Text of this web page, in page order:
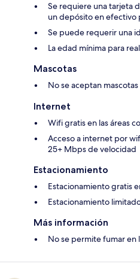
Se requiere una tarjeta
un depósito en efectivo
Se puede requerir una
La edad mínima para
Mascotas
No se aceptan mascotas
Internet
Wifi gratis en las áreas
Acceso a internet por
25+ Mbps de velocidad
Estacionamiento
Estacionamiento gratis
Estacionamiento
Más información
No se permite fumar en